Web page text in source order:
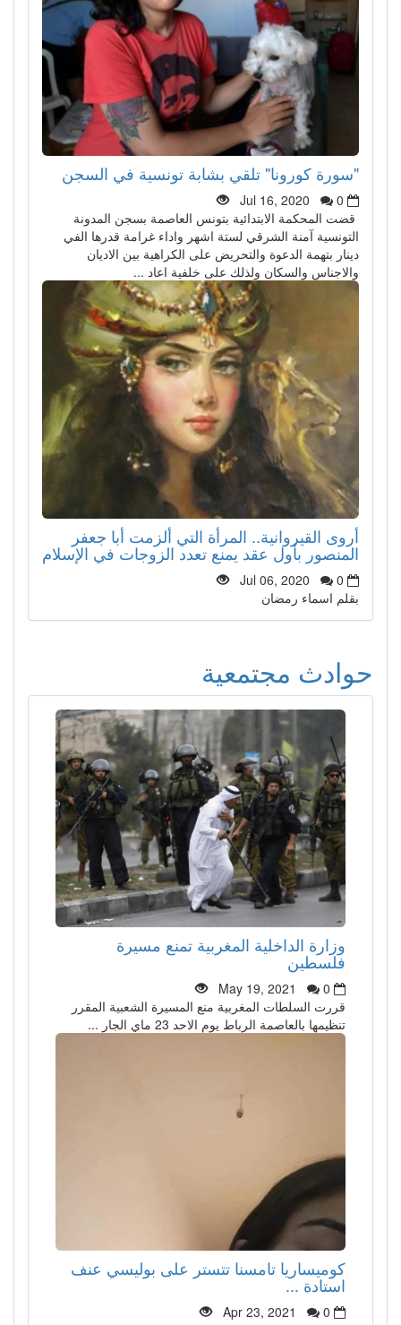
"سورة كورونا" تلقي بشابة تونسية في السجن
Jul 16, 2020
0
قضت المحكمة الابتدائية بتونس العاصمة بسجن المدونة
التونسية آمنة الشرقي لستة اشهر واداء غرامة قدرها الفي
دينار بتهمة الدعوة والتحريض على الكراهية بين الاديان
والاجناس والسكان ولذلك على خلفية اعاد ...
أروى القيروانية.. المرأة التي ألزمت أبا جعفر
المنصور بأول عقد يمنع تعدد الزوجات في الإسلام
Jul 06, 2020
0
بقلم اسماء رمضان
حوادث مجتمعية
وزارة الداخلية المغربية تمنع مسيرة
فلسطين
May 19, 2021
0
قررت السلطات المغربية منع المسيرة الشعبية المقرر
تنظيمها بالعاصمة الرباط يوم الاحد 23 ماي الجار ...
كوميساريا تامسنا تتستر على بوليسي عنف
استادة ...
Apr 23, 2021
0